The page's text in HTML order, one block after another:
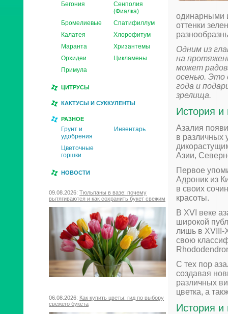
Бегония
Сенполия
(Фиалка)
Бромелиевые
Спатифиллум
Калатея
Хлорофитум
Маранта
Хризантемы
Орхидеи
Цикламены
Примула
ЦИТРУСЫ
КАКТУСЫ И СУККУЛЕНТЫ
РАЗНОЕ
Грунт и
удобрения
Инвентарь
Цветочные
горшки
НОВОСТИ
09.08.2026: Тюльпаны в вазе: почему
вытягиваются и как сохранить букет свежим
06.08.2026: Как купить цветы: гид по выбору
свежего букета
одинарными
оттенки
Одним из
на
может
осенью. Это
года и
зрелища.
История и
Азалия
в различных
Азии,
Первое
Адроник из
в своих
красоты.
В XVI веке
широкой
лишь в XVIII-
свою
С тех пор
создавая
различных
цветка, а
История и